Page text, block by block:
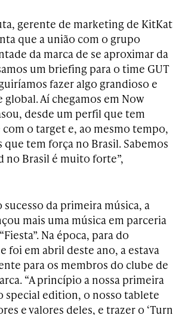
gerente de marketing de KitKat
que a união com o grupo
da marca de se aproximar da
um briefing para o time GUT
fazer algo grandioso e
Aí chegamos em Now
desde um perfil que tem
o target e, ao mesmo tempo,
que tem força no Brasil. Sabemos
no Brasil é muito forte”,
sucesso da primeira música, a
mais uma música em parceria
Na época, para do
foi em abril deste ano, a estava
para os membros do clube de
“A princípio a nossa primeira
special edition, o nosso tablete
e valores deles, e trazer o ‘Turn